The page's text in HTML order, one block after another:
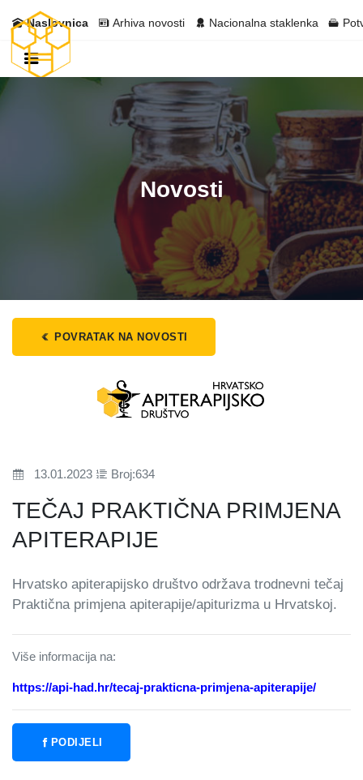
Naslovnica Arhiva novosti Nacionalna staklenka
Novosti
POVRATAK NA NOVOSTI
13.01.2023 Broj:634
TEČAJ PRAKTIČNA PRIMJENA
APITERAPIJE
Hrvatsko apiterapijsko društvo održava trodnevni tečaj
Praktična primjena apiterapije/apiturizma u Hrvatskoj.
Više informacija na:
https://api-had.hr/tecaj-prakticna-primjena-apiterapije/
PODIJELI